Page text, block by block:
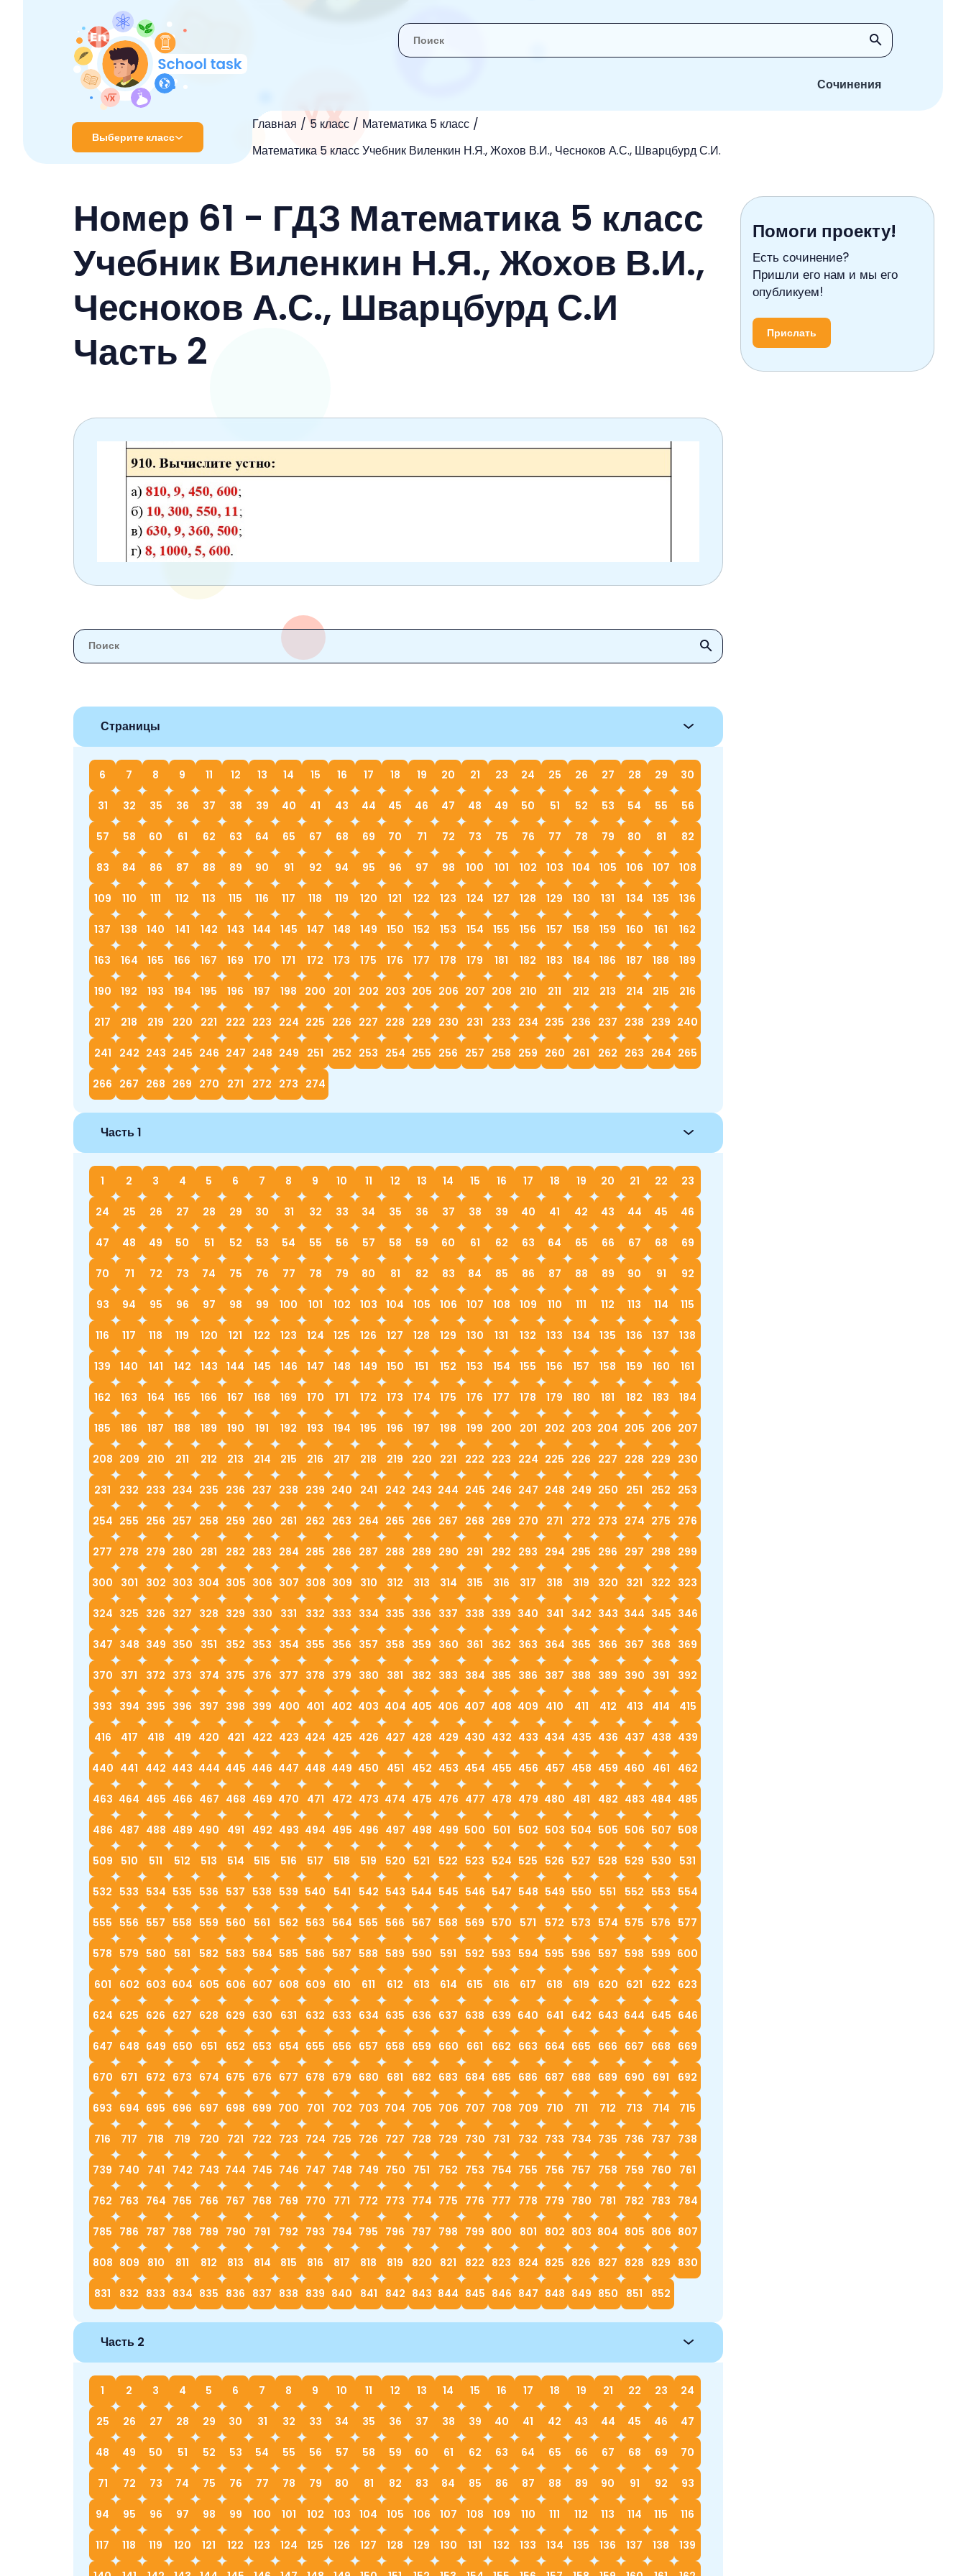
Сочинения
Выберите класс
Главная 5 класс
Математика 5 класс
Математика 5 класс Учебник Виленкин Н.Я., Жохов В.И., Чесноков А.С., Шварцбурд С.И.
2 класс
4 класс
5 класс
7 класс
9 класс
10 класс
Номер 61 - ГДЗ Математика 5 класс
Учебник Виленкин Н.Я., Жохов В.И.,
Чесноков А.С., Шварцбурд С.И
Часть 2
Страницы
6 7 8 9 11 12 13 14 15 16 17 18 19 20 21 23 24 25 26 27 28 29 30
31 32 35 36 37 38 39 40 41 43 44 45 46 47 48 49 50 51 52 53 54 55 56
57 58 60 61 62 63 64 65 67 68 69 70 71 72 73 75 76 77 78 79 80 81 82
83 84 86 87 88 89 90 91 92 94 95 96 97 98 100 101 102 103 104 105 106 107 108
109 110 111 112 113 115 116 117 118 119 120 121 122 123 124 127 128 129 130 131 134 135 136
137 138 140 141 142 143 144 145 147 148 149 150 152 153 154 155 156 157 158 159 160 161 162
163 164 165 166 167 169 170 171 172 173 175 176 177 178 179 181 182 183 184 186 187 188 189
190 192 193 194 195 196 197 198 200 201 202 203 205 206 207 208 210 211 212 213 214 215 216
217 218 219 220 221 222 223 224 225 226 227 228 229 230 231 233 234 235 236 237 238 239 240
241 242 243 245 246 247 248 249 251 252 253 254 255 256 257 258 259 260 261 262 263 264 265
266 267 268 269 270 271 272 273 274
Часть 1
1 2 3 4 5 6 7 8 9 10 11 12 13 14 15 16 17 18 19 20 21 22 23
24 25 26 27 28 29 30 31 32 33 34 35 36 37 38 39 40 41 42 43 44 45 46
47 48 49 50 51 52 53 54 55 56 57 58 59 60 61 62 63 64 65 66 67 68 69
70 71 72 73 74 75 76 77 78 79 80 81 82 83 84 85 86 87 88 89 90 91 92
93 94 95 96 97 98 99 100 101 102 103 104 105 106 107 108 109 110 111 112 113 114 115
116 117 118 119 120 121 122 123 124 125 126 127 128 129 130 131 132 133 134 135 136 137 138
139 140 141 142 143 144 145 146 147 148 149 150 151 152 153 154 155 156 157 158 159 160 161
162 163 164 165 166 167 168 169 170 171 172 173 174 175 176 177 178 179 180 181 182 183 184
185 186 187 188 189 190 191 192 193 194 195 196 197 198 199 200 201 202 203 204 205 206 207
208 209 210 211 212 213 214 215 216 217 218 219 220 221 222 223 224 225 226 227 228 229 230
231 232 233 234 235 236 237 238 239 240 241 242 243 244 245 246 247 248 249 250 251 252 253
254 255 256 257 258 259 260 261 262 263 264 265 266 267 268 269 270 271 272 273 274 275 276
277 278 279 280 281 282 283 284 285 286 287 288 289 290 291 292 293 294 295 296 297 298 299
300 301 302 303 304 305 306 307 308 309 310 312 313 314 315 316 317 318 319 320 321 322 323
324 325 326 327 328 329 330 331 332 333 334 335 336 337 338 339 340 341 342 343 344 345 346
347 348 349 350 351 352 353 354 355 356 357 358 359 360 361 362 363 364 365 366 367 368 369
370 371 372 373 374 375 376 377 378 379 380 381 382 383 384 385 386 387 388 389 390 391 392
393 394 395 396 397 398 399 400 401 402 403 404 405 406 407 408 409 410 411 412 413 414 415
416 417 418 419 420 421 422 423 424 425 426 427 428 429 430 432 433 434 435 436 437 438 439
440 441 442 443 444 445 446 447 448 449 450 451 452 453 454 455 456 457 458 459 460 461 462
463 464 465 466 467 468 469 470 471 472 473 474 475 476 477 478 479 480 481 482 483 484 485
486 487 488 489 490 491 492 493 494 495 496 497 498 499 500 501 502 503 504 505 506 507 508
509 510 511 512 513 514 515 516 517 518 519 520 521 522 523 524 525 526 527 528 529 530 531
532 533 534 535 536 537 538 539 540 541 542 543 544 545 546 547 548 549 550 551 552 553 554
555 556 557 558 559 560 561 562 563 564 565 566 567 568 569 570 571 572 573 574 575 576 577
578 579 580 581 582 583 584 585 586 587 588 589 590 591 592 593 594 595 596 597 598 599 600
601 602 603 604 605 606 607 608 609 610 611 612 613 614 615 616 617 618 619 620 621 622 623
624 625 626 627 628 629 630 631 632 633 634 635 636 637 638 639 640 641 642 643 644 645 646
647 648 649 650 651 652 653 654 655 656 657 658 659 660 661 662 663 664 665 666 667 668 669
670 671 672 673 674 675 676 677 678 679 680 681 682 683 684 685 686 687 688 689 690 691 692
693 694 695 696 697 698 699 700 701 702 703 704 705 706 707 708 709 710 711 712 713 714 715
716 717 718 719 720 721 722 723 724 725 726 727 728 729 730 731 732 733 734 735 736 737 738
739 740 741 742 743 744 745 746 747 748 749 750 751 752 753 754 755 756 757 758 759 760 761
762 763 764 765 766 767 768 769 770 771 772 773 774 775 776 777 778 779 780 781 782 783 784
785 786 787 788 789 790 791 792 793 794 795 796 797 798 799 800 801 802 803 804 805 806 807
808 809 810 811 812 813 814 815 816 817 818 819 820 821 822 823 824 825 826 827 828 829 830
831 832 833 834 835 836 837 838 839 840 841 842 843 844 845 846 847 848 849 850 851 852
Часть 2
1 2 3 4 5 6 7 8 9 10 11 12 13 14 15 16 17 18 19 21 22 23 24
25 26 27 28 29 30 31 32 33 34 35 36 37 38 39 40 41 42 43 44 45 46 47
48 49 50 51 52 53 54 55 56 57 58 59 60 61 62 63 64 65 66 67 68 69 70
71 72 73 74 75 76 77 78 79 80 81 82 83 84 85 86 87 88 89 90 91 92 93
94 95 96 97 98 99 100 101 102 103 104 105 106 107 108 109 110 111 112 113 114 115 116
117 118 119 120 121 122 123 124 125 126 127 128 129 130 131 132 133 134 135 136 137 138 139
Помоги проекту!
Есть сочинение?
Пришли его нам и мы его
опубликуем!
Прислать